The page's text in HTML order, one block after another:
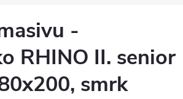
-
RHINO II. senior
smrk